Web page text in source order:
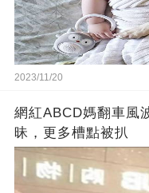
2023/11/20
網紅ABCD媽翻車風
昧，更多槽點被扒